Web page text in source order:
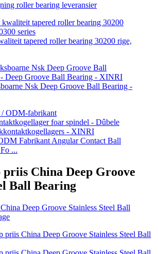
roller bearing leveransier
tapered roller bearing 30200 rige,
Nsk Deep Groove Ball Bearing -
Fabrikant Angular Contact Ball
...
priis China Deep Groove
Ball Bearing